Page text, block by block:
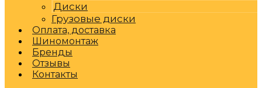
Диски
Грузовые диски
Оплата, доставка
Шиномонтаж
Бренды
Отзывы
Контакты